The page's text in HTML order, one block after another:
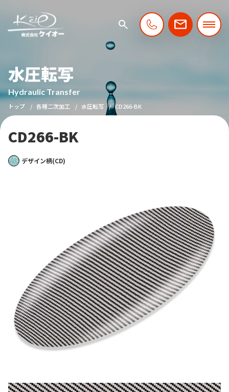
水圧転写
Hydraulic Transfer
トップ 各種二次加工 水圧転写 CD266-BK
CD266-BK
デザイン柄(CD)